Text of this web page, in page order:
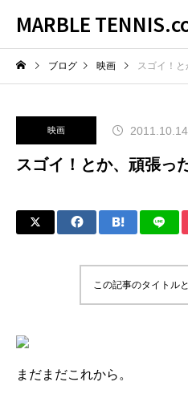
MARBLE
ブログ 映画 スゴイ！と
映画 2011.10.14
スゴイ！とか、頑張っ
この記事のタイトル
まだまだこれから。